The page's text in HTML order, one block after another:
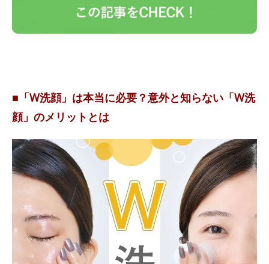
■「W洗顔」は本当に必要？意外と知らない「W洗
顔」のメリットとは